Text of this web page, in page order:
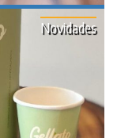
Novidades